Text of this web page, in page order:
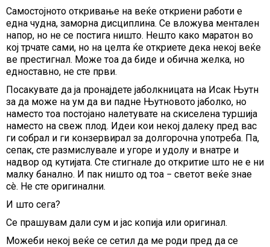
Самостојното откривање на веќе откриени работи е
една чудна, заморна дисциплина. Се вложува ментален
напор, но не се постига ништо. Нешто како маратон во
кој трчате сами, но на целта ќе откриете дека некој веќе
ве престигнал. Може тоа да биде и обична желка, но
едноставно, не сте први.
Посакувате да ја пронајдете јаболкницата на Исак Њутн
за да може на ум да ви падне Њутновото јаболко, но
наместо тоа постојано налетувате на скиселена туршија
наместо на свеж плод. Идеи кои некој далеку пред вас
ги собрал и ги конзервирал за долгорочна употреба. Па,
сепак, сте размислувале и угоре и удолу и внатре и
надвор од кутијата. Сте стигнале до откритие што не е ни
малку банално. И пак ништо од тоа − светот веќе знае
сè. Не сте оригинални.
И што сега?
Се прашувам дали сум и јас копија или оригинал.
Можеби некој веќе се сетил да ме роди пред да се